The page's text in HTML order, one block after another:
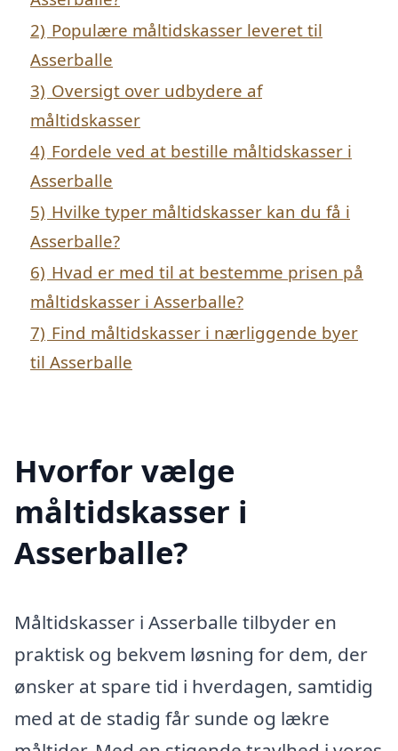
2) Populære måltidskasser leveret til
Asserballe
3) Oversigt over udbydere af
måltidskasser
4) Fordele ved at bestille måltidskasser i
Asserballe
5) Hvilke typer måltidskasser kan du få i
Asserballe?
6) Hvad er med til at bestemme prisen på
måltidskasser i Asserballe?
7) Find måltidskasser i nærliggende byer
til Asserballe
Hvorfor vælge
måltidskasser i
Asserballe?
Måltidskasser i Asserballe tilbyder en
praktisk og bekvem løsning for dem, der
ønsker at spare tid i hverdagen, samtidig
med at de stadig får sunde og lækre